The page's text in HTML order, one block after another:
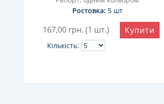
Ростовка: 5 шт
167,00 грн. (1 шт.)
Кількість:
Купити